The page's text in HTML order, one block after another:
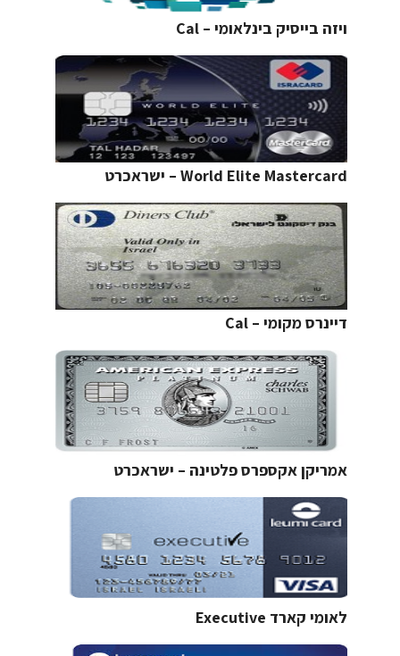
ויזה בייסיק בינלאומי – Cal
World Elite Mastercard – ישראכרט
דיינרס מקומי – Cal
אמריקן אקספרס פלטינה – ישראכרט
לאומי קארד Executive